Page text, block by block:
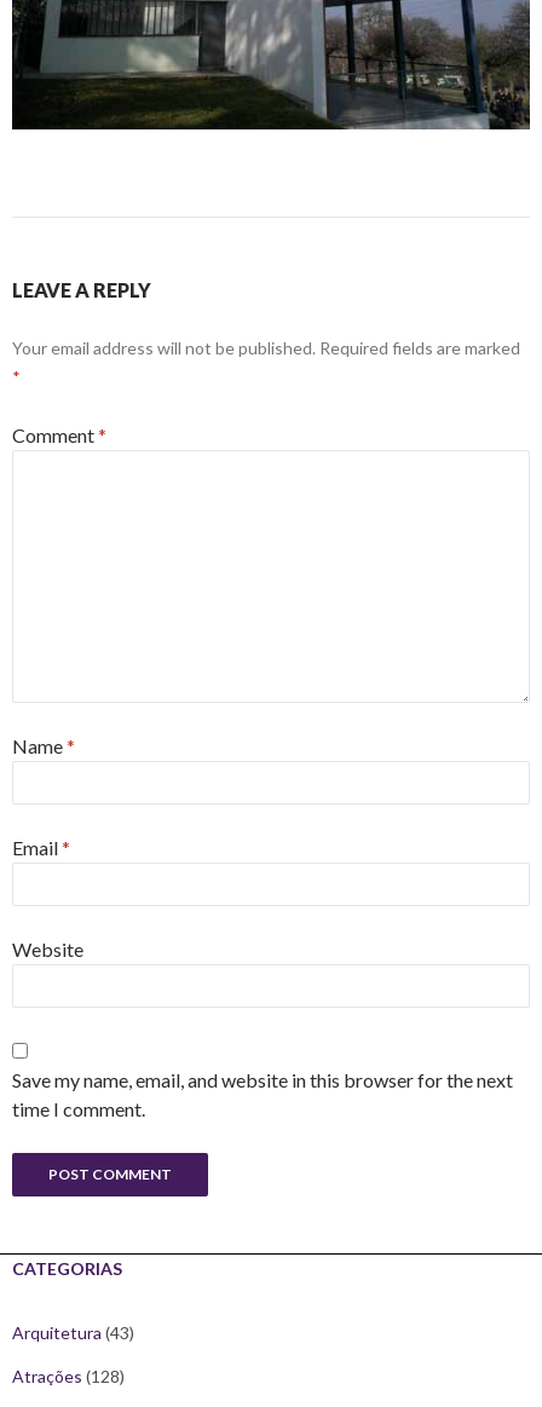
LEAVE A REPLY
Your email address will not be published. Required fields are marked
*
Comment*
Name*
Email*
Website
Save my name, email, and website in this browser for the next
time I comment.
CATEGORIAS
Arquitetura (43)
Atrações (128)